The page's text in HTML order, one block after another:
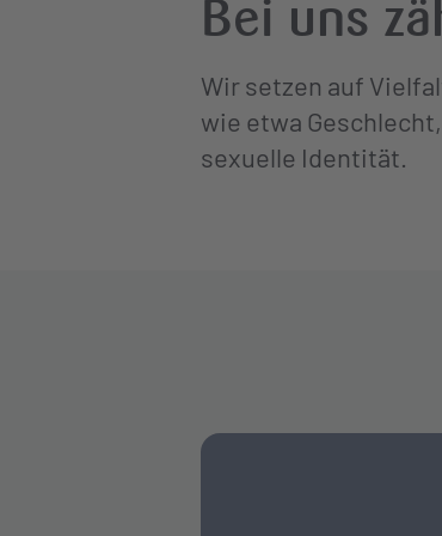
Bei uns
Wir setzen auf
wie etwa
sexuelle Identität.